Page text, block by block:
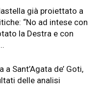
già proiettato a
“No ad intese con
la Destra e con
a Sant’Agata de’ Goti,
delle analisi